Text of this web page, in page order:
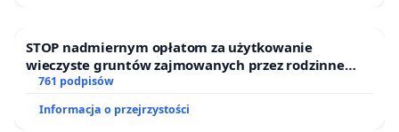
STOP nadmiernym opłatom za użytkowanie
wieczyste gruntów zajmowanych przez rodzinne
ogrody działkowe.
761 podpisów
Informacja o przejrzystości